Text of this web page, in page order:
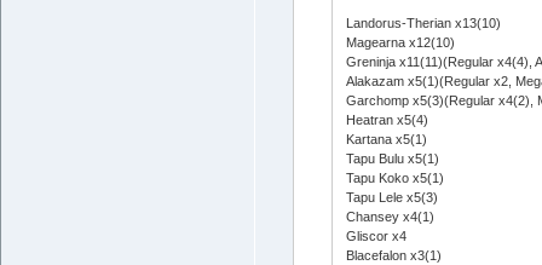
Landorus-Therian x13(10)
Magearna x12(10)
Greninja x11(11)(Regular x4(4),
Alakazam x5(1)(Regular x2,
Garchomp x5(3)(Regular x4(2),
Heatran x5(4)
Kartana x5(1)
Tapu Bulu x5(1)
Tapu Koko x5(1)
Tapu Lele x5(3)
Chansey x4(1)
Gliscor x4
Blacefalon x3(1)